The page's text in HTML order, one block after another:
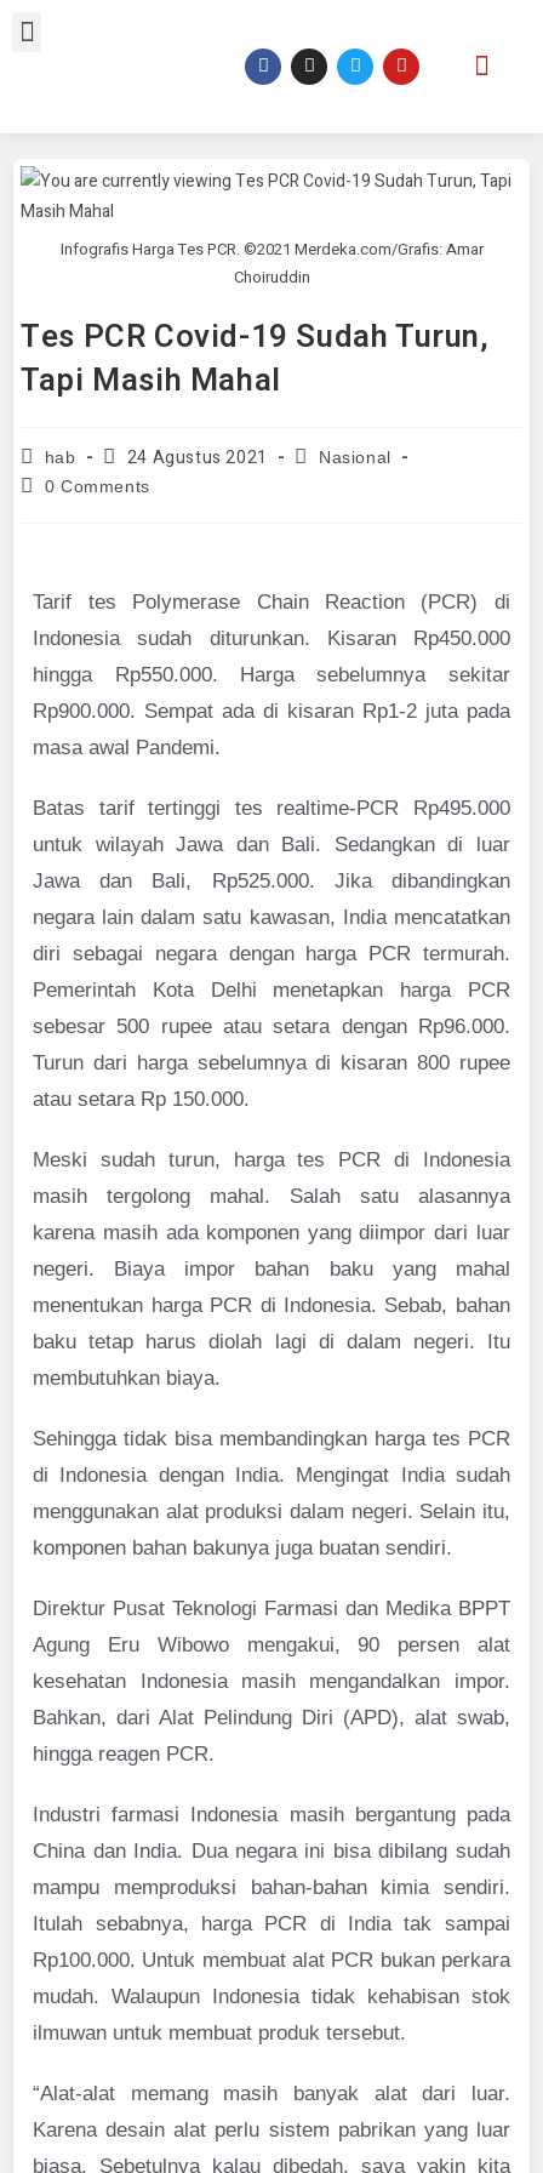
Infografis Harga Tes PCR. ©2021 Merdeka.com/Grafis: Amar
Choiruddin
Tes PCR Covid-19 Sudah Turun,
Tapi Masih Mahal
hab 24 Agustus 2021
Nasional
0 Comments
Tarif tes Polymerase Chain Reaction (PCR) di
Indonesia sudah diturunkan. Kisaran Rp450.000
hingga Rp550.000. Harga sebelumnya sekitar
Rp900.000. Sempat ada di kisaran Rp1-2 juta pada
masa awal Pandemi.
Batas tarif tertinggi tes realtime-PCR Rp495.000
untuk wilayah Jawa dan Bali. Sedangkan di luar
Jawa dan Bali, Rp525.000. Jika dibandingkan
negara lain dalam satu kawasan, India mencatatkan
diri sebagai negara dengan harga PCR termurah.
Pemerintah Kota Delhi menetapkan harga PCR
sebesar 500 rupee atau setara dengan Rp96.000.
Turun dari harga sebelumnya di kisaran 800 rupee
atau setara Rp 150.000.
Meski sudah turun, harga tes PCR di Indonesia
masih tergolong mahal. Salah satu alasannya
karena masih ada komponen yang diimpor dari luar
negeri. Biaya impor bahan baku yang mahal
menentukan harga PCR di Indonesia. Sebab, bahan
baku tetap harus diolah lagi di dalam negeri. Itu
membutuhkan biaya.
Sehingga tidak bisa membandingkan harga tes PCR
di Indonesia dengan India. Mengingat India sudah
menggunakan alat produksi dalam negeri. Selain itu,
komponen bahan bakunya juga buatan sendiri.
Direktur Pusat Teknologi Farmasi dan Medika BPPT
Agung Eru Wibowo mengakui, 90 persen alat
kesehatan Indonesia masih mengandalkan impor.
Bahkan, dari Alat Pelindung Diri (APD), alat swab,
hingga reagen PCR.
Industri farmasi Indonesia masih bergantung pada
China dan India. Dua negara ini bisa dibilang sudah
mampu memproduksi bahan-bahan kimia sendiri.
Itulah sebabnya, harga PCR di India tak sampai
Rp100.000. Untuk membuat alat PCR bukan perkara
mudah. Walaupun Indonesia tidak kehabisan stok
ilmuwan untuk membuat produk tersebut.
“Alat-alat memang masih banyak alat dari luar.
Karena desain alat perlu sistem pabrikan yang luar
biasa. Sebetulnya kalau dibedah, saya yakin kita